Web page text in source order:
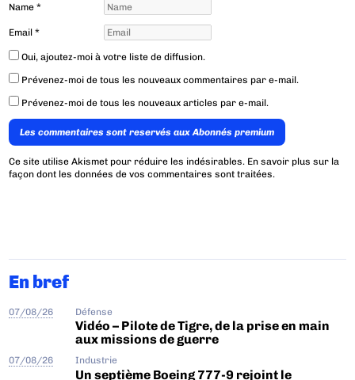
Name*
Email*
Oui, ajoutez-moi à votre liste de diffusion.
Prévenez-moi de tous les nouveaux commentaires par e-mail.
Prévenez-moi de tous les nouveaux articles par e-mail.
Les commentaires sont reservés aux Abonnés premium
Ce site utilise Akismet pour réduire les indésirables. En savoir plus sur la
façon dont les données de vos commentaires sont traitées.
En bref
07/08/26 Défense
Vidéo – Pilote de Tigre, de la prise en main
aux missions de guerre
07/08/26 Industrie
Un septième Boeing 777-9 rejoint le